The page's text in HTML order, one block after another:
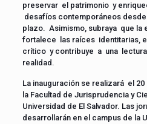
preservar el patrimonio y
desafíos contemporáneos
plazo. Asimismo, subraya que la
fortalece las raíces identitarias,
crítico y contribuye a una
realidad.
La inauguración se realizará el 20
la Facultad de Jurisprudencia y
Universidad de El Salvador. Las
desarrollarán en el campus de la